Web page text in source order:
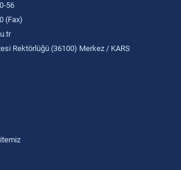
56
(Fax)
Rektörlüğü (36100) Merkez / KARS